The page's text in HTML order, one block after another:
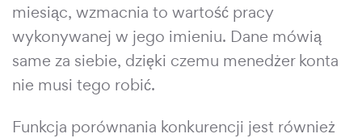
miesiąc, wzmacnia to wartość pracy
wykonywanej w jego imieniu. Dane mówią
same za siebie, dzięki czemu menedżer konta
nie musi tego robić.
Funkcja porównania konkurencji jest również